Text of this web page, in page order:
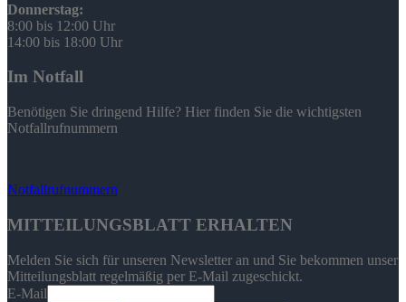
Donnerstag:
8:00 bis 12:00 Uhr
14:00 bis 18:00 Uhr
Im Notfall
Benötigen Sie dringend Hilfe? Hier finden Sie die wichtigsten
Notfallrufnummern
Notfallrufnummern
MITTEILUNGSBLATT ERHALTEN
Melden Sie sich für unseren Newsletter an und Sie bekommen unser
Mitteilungsblatt regelmäßig per E-Mail zugeschickt.
E-Mail